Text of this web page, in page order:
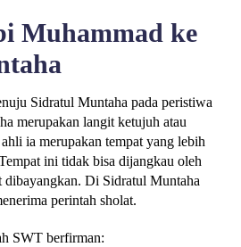
Muhammad ke
Sidratul Muntaha pada peristiwa
merupakan langit ketujuh atau
ia merupakan tempat yang lebih
ini tidak bisa dijangkau oleh
dibayangkan. Di Sidratul Muntaha
perintah sholat.
SWT berfirman: